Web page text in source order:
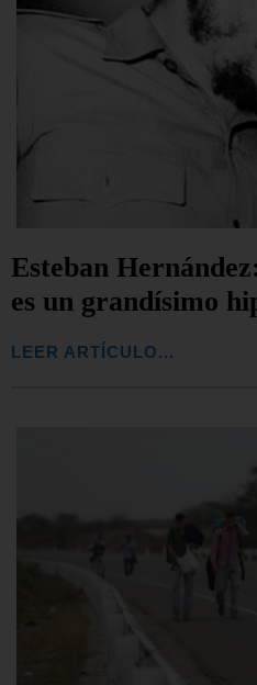
Esteban
es un grandísimo
LEER ARTÍCULO...